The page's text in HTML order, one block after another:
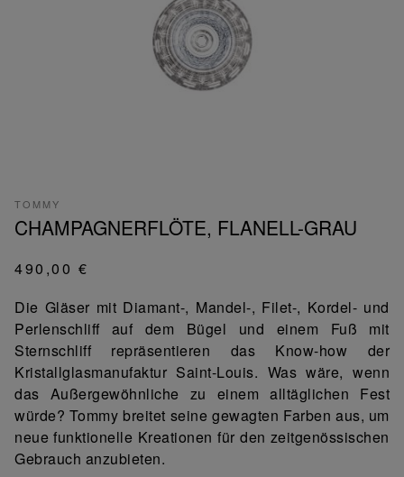
TOMMY
CHAMPAGNERFLÖTE, FLANELL-GRAU
490,00 €
Die Gläser mit Diamant-, Mandel-, Filet-, Kordel- und
Perlenschliff auf dem Bügel und einem Fuß mit
Sternschliff repräsentieren das Know-how der
Kristallglasmanufaktur Saint-Louis. Was wäre, wenn
das Außergewöhnliche zu einem alltäglichen Fest
würde? Tommy breitet seine gewagten Farben aus, um
neue funktionelle Kreationen für den zeitgenössischen
Gebrauch anzubieten.